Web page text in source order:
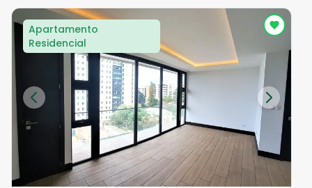
Apartamento
Residencial